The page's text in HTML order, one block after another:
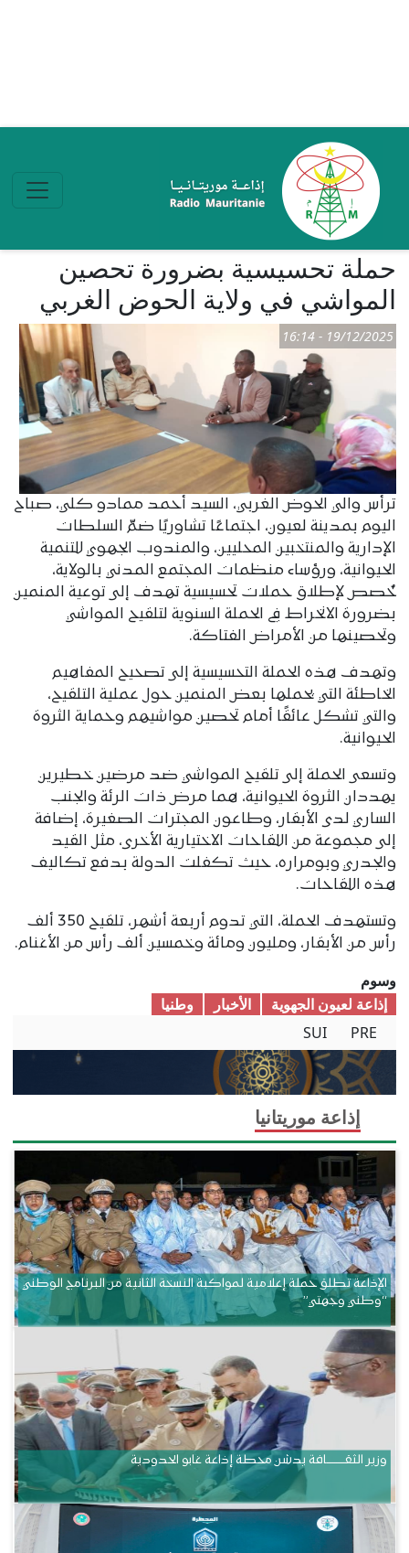
حملة تحسيسية بضرورة تحصين
المواشي في ولاية الحوض الغربي
19/12/2025 - 16:14
ترأس والي الحوض الغربي، السيد أحمد ممادو كلي، صباح
اليوم بمدينة لعيون، اجتماعًا تشاوريًا ضمّ السلطات
الإدارية والمنتخبين المحليين، والمندوب الجهوي للتنمية
الحيوانية، ورؤساء منظمات المجتمع المدني بالولاية،
خُصص لإطلاق حملات تحسيسية تهدف إلى توعية المنمين
بضرورة الانخراط في الحملة السنوية لتلقيح المواشي
وتحصينها من الأمراض الفتاكة.
وتهدف هذه الحملة التحسيسية إلى تصحيح المفاهيم
الخاطئة التي يحملها بعض المنمين حول عملية التلقيح،
والتي تشكل عائقًا أمام تحصين مواشيهم وحماية الثروة
الحيوانية.
وتسعى الحملة إلى تلقيح المواشي ضد مرضين خطيرين
يهددان الثروة الحيوانية، هما مرض ذات الرئة والجنب
الساري لدى الأبقار، وطاعون المجترات الصغيرة، إضافة
إلى مجموعة من اللقاحات الاختيارية الأخرى، مثل القيد
والجدري وبومراره، حيث تكفلت الدولة بدفع تكاليف
هذه اللقاحات.
وتستهدف الحملة، التي تدوم أربعة أشهر، تلقيح 350 ألف
رأس من الأبقار، ومليون ومائة وخمسين ألف رأس من الأغنام.
وسوم
إذاعة لعيون الجهوية
الأخبار
وطنیا
PRE
SUI
إذاعة موريتانيا
الإذاعة تطلق حملة إعلامية لمواكبة النسخة الثانية من البرنامج الوطني
“وطني وجهتي”
وزير الثقــــــــــافة يدشن محطة إذاعة غابو الحدودية